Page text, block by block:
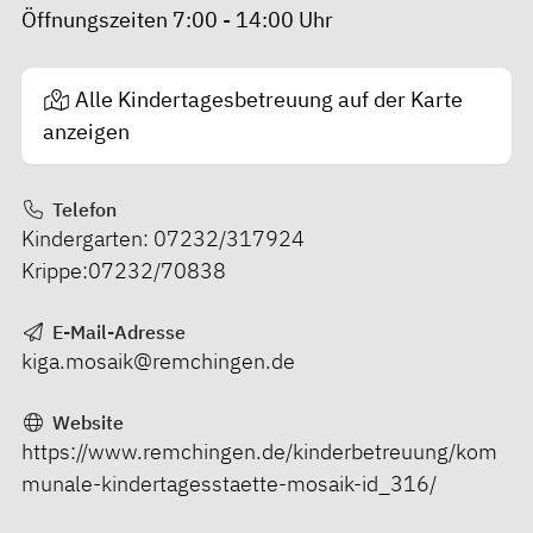
Öffnungszeiten 7:00 - 14:00 Uhr
Alle Kindertagesbetreuung auf der Karte
anzeigen
Telefon
Kindergarten: 07232/317924
Krippe:07232/70838
E-Mail-Adresse
kiga.mosaik@remchingen.de
Website
https://www.remchingen.de/kinderbetreuung/kom
munale-kindertagesstaette-mosaik-id_316/